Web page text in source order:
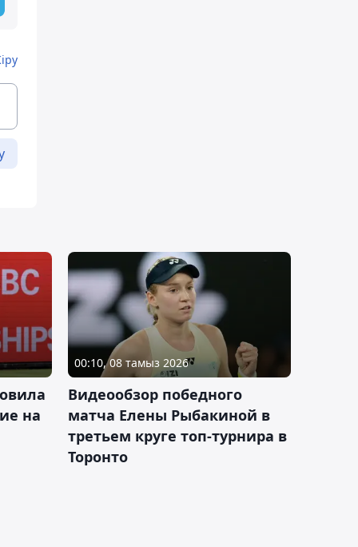
на
00:10, 08 тамыз 2026
Видеообзор победного
матча Елены Рыбакиной в
третьем круге топ-турнира в
Торонто